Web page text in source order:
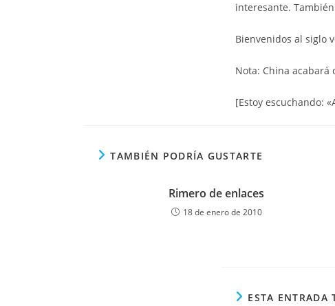
interesante.
Bienvenidos al siglo
Nota: China
[Estoy escuchando:
TAMBIÉN PODRÍA GUSTARTE
Rimero de enlaces
18 de enero de 2010
ESTA ENTRADA